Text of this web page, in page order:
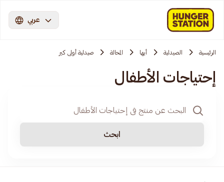
عربي
الرئيسية الصيدلية أبها المحالة صيدلية أولى كير
إحتياجات الأطفال
ابحث